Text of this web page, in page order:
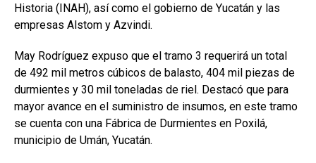
Historia (INAH), así como el gobierno de Yucatán y las
empresas Alstom y Azvindi.
May Rodríguez expuso que el tramo 3 requerirá un total
de 492 mil metros cúbicos de balasto, 404 mil piezas de
durmientes y 30 mil toneladas de riel. Destacó que para
mayor avance en el suministro de insumos, en este tramo
se cuenta con una Fábrica de Durmientes en Poxilá,
municipio de Umán, Yucatán.